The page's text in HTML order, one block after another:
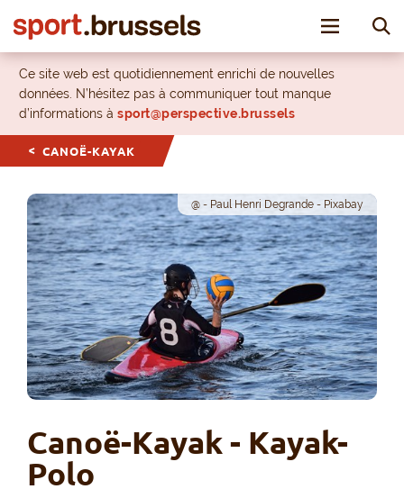
Toggle
Ce site web est quotidiennement enrichi de nouvelles
données. N’hésitez pas à communiquer tout manque
d’informations à sport@perspective.brussels
CANOË-KAYAK
@ - Paul Henri Degrande - Pixabay
Canoë-Kayak - Kayak-
Polo